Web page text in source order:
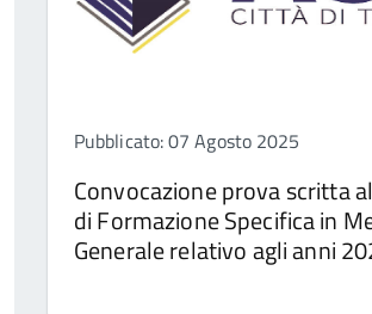
Pubblicato: 07 Agosto 2025
Convocazione prova scritta
di Formazione Specifica in
Generale relativo agli anni